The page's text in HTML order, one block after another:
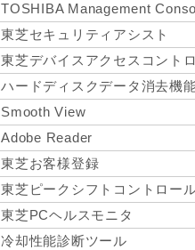
TOSHIBA Management
東芝セキュリティアシスト
東芝デバイスアクセスコント
ハードディスクデータ消去機
Smooth View
Adobe Reader
東芝お客様登録
東芝ピークシフトコントロー
東芝PCヘルスモニタ
冷却性能診断ツール